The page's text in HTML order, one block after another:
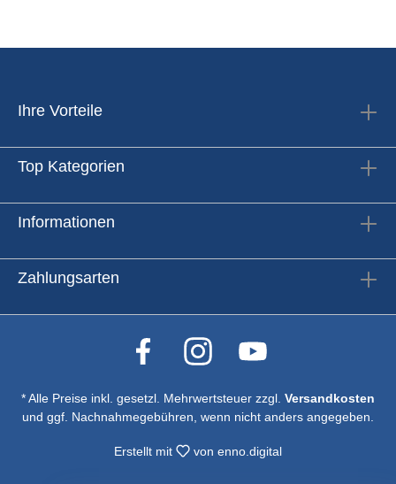
Ihre Vorteile
Top Kategorien
Informationen
Zahlungsarten
* Alle Preise inkl. gesetzl. Mehrwertsteuer zzgl. Versandkosten
und ggf. Nachnahmegebühren, wenn nicht anders angegeben.
Erstellt mit vonenno.digital